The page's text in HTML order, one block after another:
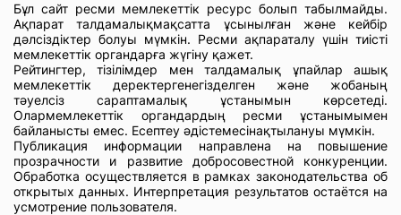
Бұл сайт ресми мемлекеттік ресурс болып табылмайды.
Ақпарат талдамалықмақсатта ұсынылған және кейбір
дәлсіздіктер болуы мүмкін. Ресми ақпараталу үшін тиісті
мемлекеттік органдарға жүгіну қажет.
Рейтингтер, тізілімдер мен талдамалық ұпайлар ашық
мемлекеттік деректергенегізделген және жобаның
тәуелсіз сараптамалық ұстанымын көрсетеді.
Олармемлекеттік органдардың ресми ұстанымымен
байланысты емес. Есептеу әдістемесінақтылануы мүмкін.
Публикация информации направлена на повышение
прозрачности и развитие добросовестной конкуренции.
Обработка осуществляется в рамках законодательства об
открытых данных. Интерпретация результатов остаётся на
усмотрение пользователя.